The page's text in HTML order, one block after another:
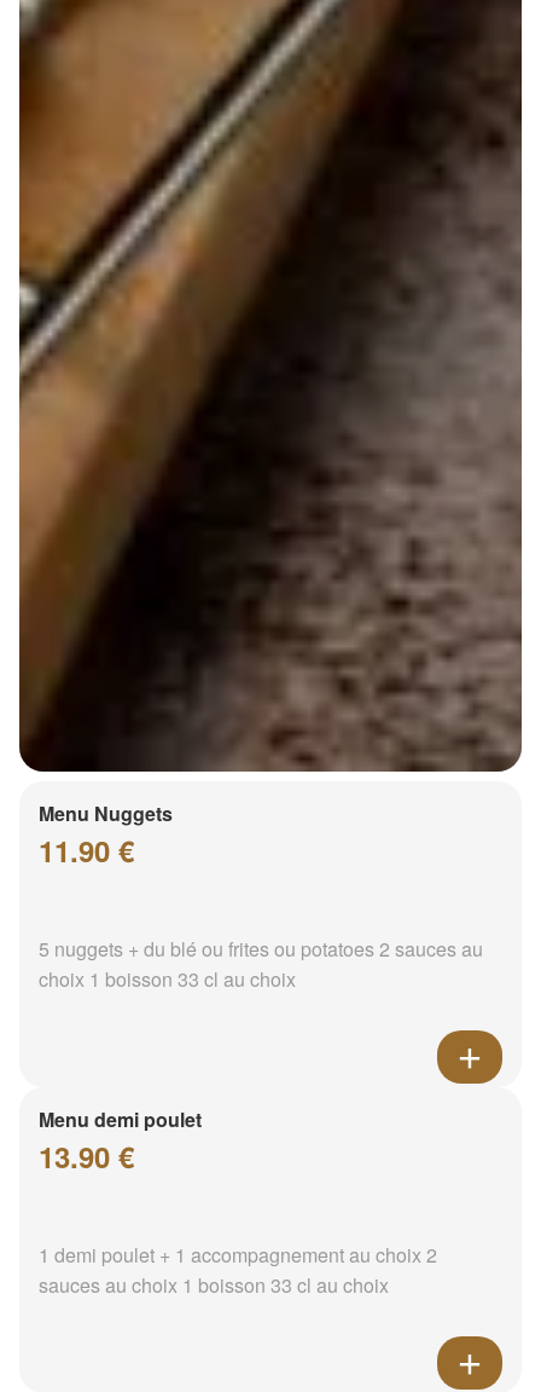
Menu Nuggets
11.90 €
5 nuggets + du blé ou frites ou potatoes 2 sauces au
choix 1 boisson 33 cl au choix
Menu demi poulet
13.90 €
1 demi poulet + 1 accompagnement au choix 2
sauces au choix 1 boisson 33 cl au choix